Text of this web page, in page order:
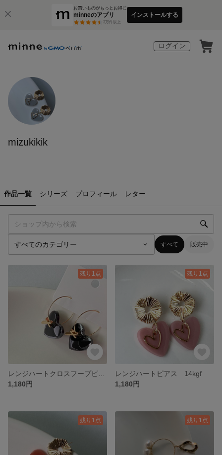
お買いものがもっとお得に
minneのアプリ
3万件以上
インストールする
ログイン
mizukikik
作品一覧 シリーズ プロフィール レター
すべて 販売中
残り1点
1,180円
残り1点
レンジハートピアス 14kgf
1,180円
残り1点 残り1点